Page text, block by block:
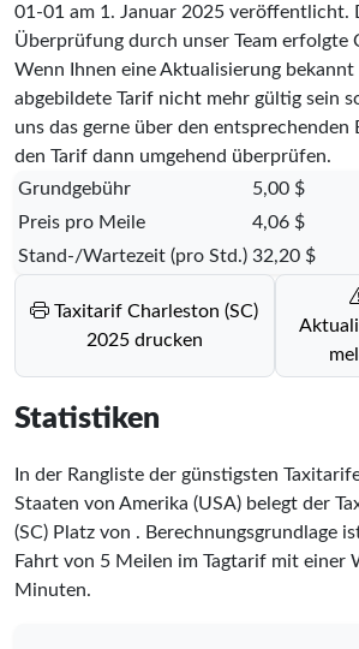
01-01 am 1. Januar 2025 veröffentlicht.
Überprüfung durch unser Team erfolgte
Wenn Ihnen eine Aktualisierung
abgebildete Tarif nicht mehr gültig sein
uns das gerne über den
den Tarif dann umgehend überprüfen.
Grundgebühr
5,00 $
Preis pro Meile
4,06 $
Stand-/Wartezeit (pro Std.) 32,20 $
Taxitarif Charleston (SC)
2025 drucken
Statistiken
In der Rangliste der günstigsten
Staaten von Amerika (USA) belegt der
(SC) Platz von . Berechnungsgrundlage
Fahrt von 5 Meilen im Tagtarif mit einer
Minuten.